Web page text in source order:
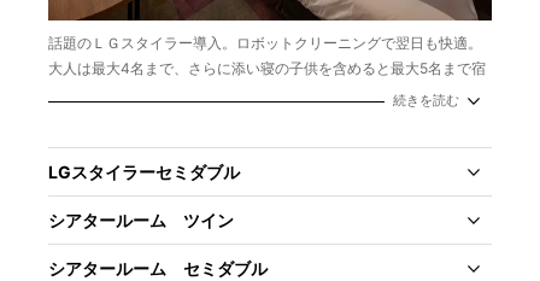
話題のＬＧスタイラー導入。ロボットクリーニングで翌日も快適。
大人は最大4名まで、さらに添い寝の子供を含めると最大5名まで宿
ベッドタイプ：ベッド3台、ソファベッド１台
ベッドサイズ：幅100cm×長さ195cm（ソファベッドも同サイズ）
続きを読む
LGスタイラーセミダブル
シアタールーム ツイン
シアタールーム セミダブル